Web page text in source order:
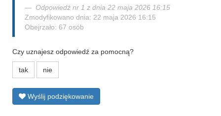
Odpowiedź nr 1 z dnia 22 maja 2026 16:15
Zmodyfikowano dnia: 22 maja 2026 16:15
Obejrzało: 67 osób
Czy uznajesz odpowiedź za pomocną?
tak nie
Wyślij podziękowanie